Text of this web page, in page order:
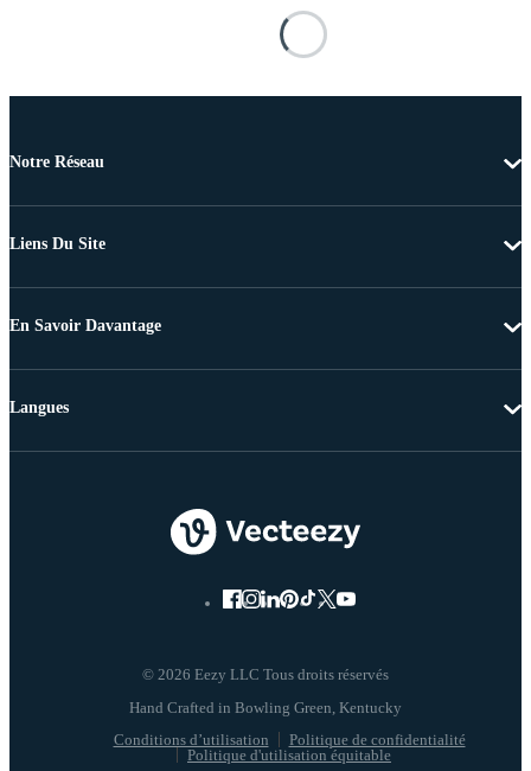
Notre Réseau
Liens Du Site
En Savoir Davantage
© 2026 Eezy LLC Tous droits réservés
Conditions d’utilisation
Politique de confidentialité
Politique d'utilisation équitable
Langues